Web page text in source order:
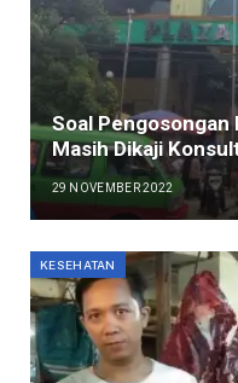
Soal Pengosongan
Masih Dikaji
29 NOVEMBER 2022
KESEHATAN